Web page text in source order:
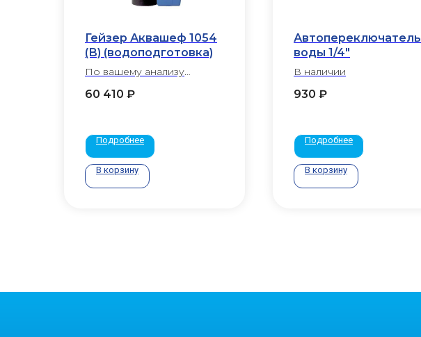
Гейзер Аквашеф 1054
(В) (водоподготовка)
По вашему анализу
60 410 ₽
Подробнее
В корзину
Автопереключатель
воды 1/4"
В наличии
930 ₽
Подробнее
В корзину